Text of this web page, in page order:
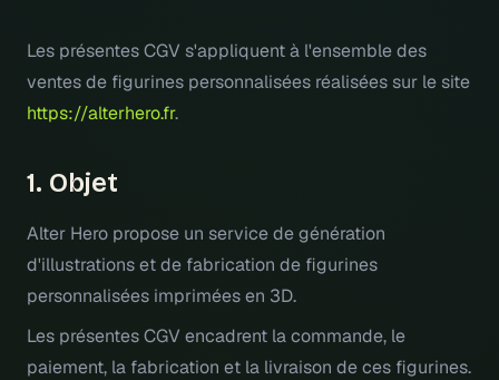
Les présentes CGV s'appliquent à l'ensemble des
ventes de figurines personnalisées réalisées sur le site
https://alterhero.fr.
1. Objet
Alter Hero propose un service de génération
d'illustrations et de fabrication de figurines
personnalisées imprimées en 3D.
Les présentes CGV encadrent la commande, le
paiement, la fabrication et la livraison de ces figurines.